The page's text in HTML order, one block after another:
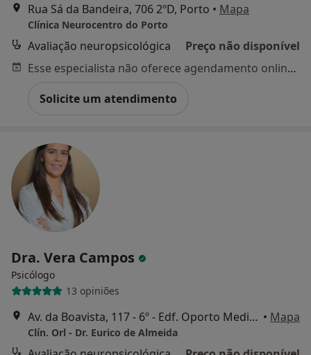
Rua Sá da Bandeira, 706 2ºD, Porto • Mapa
Clínica Neurocentro do Porto
Avaliação neuropsicológica
Preço não disponível
Esse especialista não oferece agendamento online para esse endereço.
Solicite um atendimento
Dra. Vera Campos
Psicólogo
13 opiniões
Av. da Boavista, 117 - 6º - Edf. Oporto Medical Center, Porto • Mapa
Clín. Orl - Dr. Eurico de Almeida